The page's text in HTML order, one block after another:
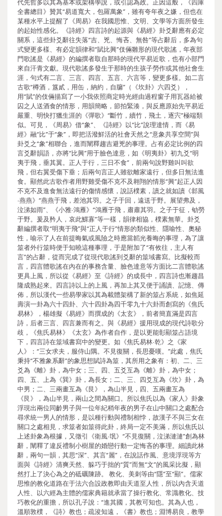
代先哲多以其為基本或架構學說，或引認為政。正因這般，《四庫
全書總目》贊其“易道寬大，包羅萬象”，雖有夸年夜之嫌，但也在
某種水平上提醒了《周易》在我國思惟、文明、文學等方面所發生
的起始性感化。《詩經》四言詩的起源與《易經》卦爻辭應有必定
關系，這些卦爻辭往失落“吉、兇、悔吝、無咎”等占辭后，多為句
式變更多樣、有必定韻律和“賦比興”伎倆雛形的現代歌謠，年夜部
門歌謠是《易經》的編撰者取自那時的現代平易近歌，也有小部門
來自汗青文獻。現代歌謠多發生于那時的生孩子勞作或其他社會生
涯，句式有二言、三言、四言、五言、六言等，變更多樣。如二言
古歌“樽酒，簋貳，用缶，納約，自牖”（《坎卦》六四爻），
用“賦”的伎倆描寫了一小我依照商定時光經由過程窗子用瓦器給被
囚之人送酒食的情形，用韻簡略，節拍緊湊，與反應原始先平易近
嚴重、明快打獵生涯的《彈歌》“斷竹，續竹，飛土，逐宍”極端類
似。可見，《周易》借“象”、《詩經》以“比”說理達情，而《易
經》融“比”于“象”，即把活潑鮮活的社會天然之“意象共享空間”與
卦爻之“象”相聯合，進而闡釋趨吉避兇的事理。占有必定比例的四
言爻辭韻語，亦將“比興”用于臉色達意，如《明夷卦》初九爻“明
夷于飛，垂其翼。正人于行，三日不食”，前兩句說野雞叫叫欲
飛，但右翼受傷下垂；后兩句言正人雖欲離家遠行，但多日無法進
食。顯然此古歌作者用野雞受傷不克不及翱翔的情形“興”起正人因
不克不及進食無法遠行的傷情感懷，說話樸素，讀之就如讀《邶風
∙燕燕》“燕燕于飛，差池其羽。之子于回，遠送于野。展望弗及，
泣涕如雨”、《小雅∙鴻雁》“鴻雁于飛，肅肅其羽。之子于征，劬勞
于野。爰及矜人，哀此鰥寡”等一樣，韻律相協，樸素無華。卦爻
辭編撰者取“明夷于飛”與“正人于行”情形的類似性、隱喻性、奧秘
性，喻示了人在前提晦氣或風險之時應當韜光養晦的事理，為了讓
筮者外行筮時便于知曉這種事理，于是附加了“有攸往，主人有
言”的占辭，從而完成了從現代歌謠到爻辭的筮域書寫。比擬較而
言，四言體歌謠在內在的事務含量、臉色達意等方面比二言體歌謠
更具上風，所以從《易經》至《詩經》的成長中，四言詩也漸趨昌
隆成熟起來。四言詩以上的上風，再加上其又便于誦讀、記憶、傳
佈，所以漢代一些易學家以其為載體架構了新的筮占系統，如焦延
壽演一卦為六十四卦、六十四卦為四千零九十六卦而創寫的《焦氏
易林》，楊雄擬《易經》而撰成的《太玄》，前者簡直滿是四言
詩，后者三言、四言兼而有之。與《易經》援用現成的現代詩歌分
歧，《焦氏易林》《太玄》為作者自作，是以更能彰顯筮占語境
下，四言詩在筮域書寫中的變更。如《焦氏易林∙乾》之《家
人》：“三女求夫，服侍山隅。不見復關，長思憂嘆。”此處，焦氏
秉持“不雅象系辭”的象思想賦詩為筮，其所用之象有：初、二、三
爻為《離》卦，為中女；三、四、五爻互為《離》卦，為中女；
四、五、上為《巽》卦，為長女；二、三、四爻互為《坎》卦，為
中男；二、三兩畫互為《艮》，為山半見，四、五兩畫互為
《艮》，為山半見，兩山之間為關口。所以焦氏以為《家人》卦象
浮現出兩位同齡男子與一位年紀稍年夜的男子在山中關口之處配合
尋求統一男人的情形，是以種行動與禮制相悖，故漢子不與三女在
關口之處相見，求筮者如筮得此卦，終局一定不美滿，所以焦氏以
上述卦象為根據，又徵引《衛風∙氓》“不見復關，泣涕漣漣”創為林
辭，闡釋了違反禮制小樹屋的婚戀行動一定悔吝的事理。細讀此林
辭，兩句一韻，其思“深”、其言“麗”，在說話作風、意境浮現等方
面與《詩經》清爽天然、躲巧于拙的“質”而無“文”的風采比擬，顯
然打上了決心為之的砥礪陳跡。 教化、美刺等由“隱”至“顯”。儒家
思惟的教化道路在于法六合設政教即由天道至人性，所以內含天道
人性、以六經為主體的儒家典籍就承當了操行教化、常識教化、技
巧教化的重擔，所以孔子說：“進其國，其教可知也。其為人也，
溫順敦樸，《詩》教也；疏浚知遠，《書》教也；淵博易良，教學